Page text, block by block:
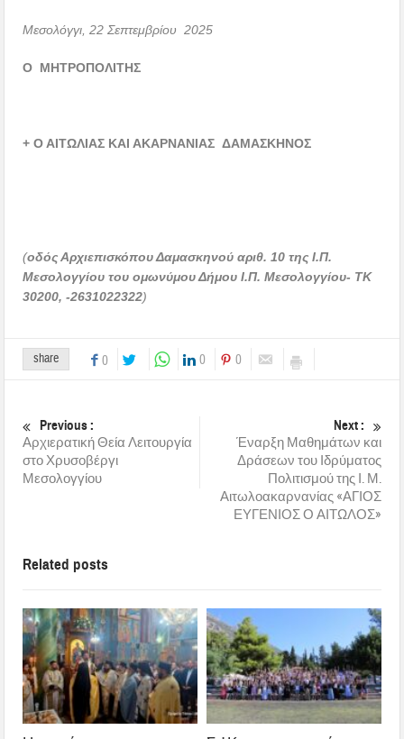
Μεσολόγγι, 22 Σεπτεμβρίου 2025
Ο ΜΗΤΡΟΠΟΛΙΤΗΣ
+ Ο ΑΙΤΩΛΙΑΣ ΚΑΙ ΑΚΑΡΝΑΝΙΑΣ ΔΑΜΑΣΚΗΝΟΣ
(οδόςΑρχιεπισκόπου Δαμασκηνού αριθ. 10 της Ι.Π.
Μεσολογγίου του ομωνύμου Δήμου Ι.Π. Μεσολογγίου- ΤΚ
30200, -2631022322)
share 0 0 0
Previous :
Αρχιερατική Θεία Λειτουργία
στο Χρυσοβέργι
Μεσολογγίου
Next :
Έναρξη Μαθημάτων και
Δράσεων του Ιδρύματος
Πολιτισμού της Ι. Μ.
Αιτωλοακαρνανίας «ΑΓΙΟΣ
ΕΥΓΕΝΙΟΣ Ο ΑΙΤΩΛΟΣ»
Related posts